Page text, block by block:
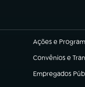
Ações e
(abre em nova
Convênios e
(abre em nova
Empregados
(abre em nova